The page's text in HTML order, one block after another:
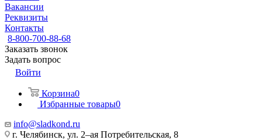
Вакансии
Реквизиты
Контакты
8-800-700-88-68
Заказать звонок
Задать вопрос
Войти
Корзина0
Избранные товары0
info@sladkond.ru
г. Челябинск, ул. 2–ая Потребительская, 8